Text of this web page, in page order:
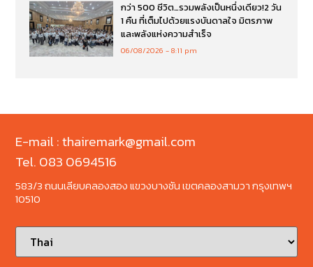
กว่า 500 ชีวิต…รวมพลังเป็นหนึ่งเดียว!2 วัน
1 คืน ที่เต็มไปด้วยแรงบันดาลใจ มิตรภาพ
และพลังแห่งความสำเร็จ
06/08/2026 8:11 pm
E-mail : thairemark@gmail.com
Tel. 083 0694516
583/3 ถนนเลียบคลองสอง แขวงบางชัน เขตคลองสามวา กรุงเทพฯ
10510